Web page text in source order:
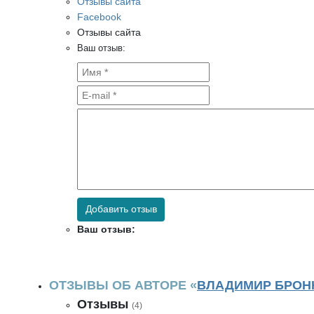
Facebook
Отзывы сайта
Ваш отзыв:
Добавить отзыв
Ваш отзыв:
ОТЗЫВЫ ОБ АВТОРЕ «ВЛАДИМИР
Отзывы (4)